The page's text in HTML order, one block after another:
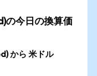
の今日の換算価
から 米ドル